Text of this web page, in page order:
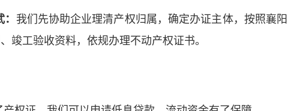
我们先协助企业理清产权归属，确定办证主体，按照襄阳
竣工验收资料，依规办理不动产权证书。